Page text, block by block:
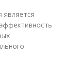
является